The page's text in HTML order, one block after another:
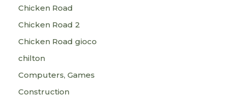
Chicken Road
Chicken Road 2
Chicken Road gioco
chilton
Computers, Games
Construction